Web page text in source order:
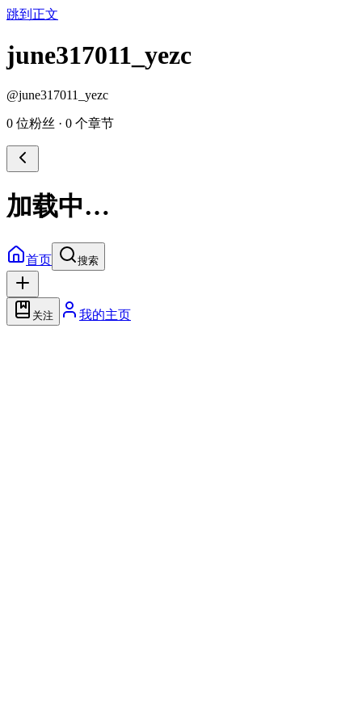
跳到正文
june317011_yezc
@june317011_yezc
0 位粉丝 · 0 个章节
加载中…
首页 搜索
关注 我的主页